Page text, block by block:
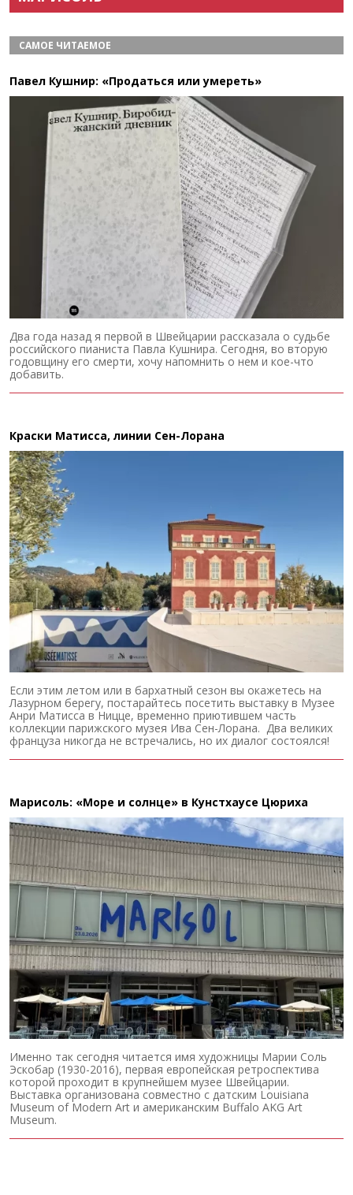
САМОЕ ЧИТАЕМОЕ
Павел Кушнир: «Продаться или умереть»
Два года назад я первой в Швейцарии рассказала о судьбе
российского пианиста Павла Кушнира. Сегодня, во вторую
годовщину его смерти, хочу напомнить о нем и кое-что
добавить.
Краски Матисса, линии Сен-Лорана
Если этим летом или в бархатный сезон вы окажетесь на
Лазурном берегу, постарайтесь посетить выставку в Музее
Анри Матисса в Ницце, временно приютившем часть
коллекции парижского музея Ива Сен-Лорана. Два великих
француза никогда не встречались, но их диалог состоялся!
Марисоль: «Море и солнце» в Кунстхаусе Цюриха
Именно так сегодня читается имя художницы Марии Соль
Эскобар (1930-2016), первая европейская ретроспектива
которой проходит в крупнейшем музее Швейцарии.
Выставка организована совместно с датским Louisiana
Museum of Modern Art и американским Buffalo AKG Art
Museum.